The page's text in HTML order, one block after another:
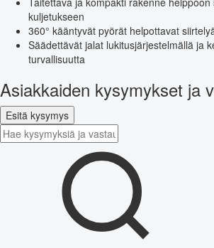
kuljetukseen
360° kääntyvät pyörät helpottavat
Säädettävät jalat lukitusjärjestelmällä ja
turvallisuutta
Asiakkaiden kysymykset ja
Esitä kysymys